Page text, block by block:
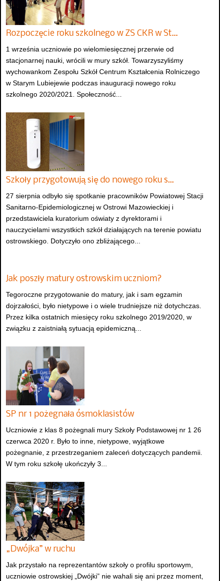
Rozpoczęcie roku szkolnego w ZS CKR w St…
1 września uczniowie po wielomiesięcznej przerwie od
stacjonarnej nauki, wrócili w mury szkół. Towarzyszyliśmy
wychowankom Zespołu Szkół Centrum Kształcenia Rolniczego
w Starym Lubiejewie podczas inauguracji nowego roku
szkolnego 2020/2021. Społeczność...
Szkoły przygotowują się do nowego roku s…
27 sierpnia odbyło się spotkanie pracowników Powiatowej Stacji
Sanitarno-Epidemiologicznej w Ostrowi Mazowieckiej i
przedstawiciela kuratorium oświaty z dyrektorami i
nauczycielami wszystkich szkół działających na terenie powiatu
ostrowskiego. Dotyczyło ono zbliżającego...
Jak poszły matury ostrowskim uczniom?
Tegoroczne przygotowanie do matury, jak i sam egzamin
dojrzałości, było nietypowe i o wiele trudniejsze niż dotychczas.
Przez kilka ostatnich miesięcy roku szkolnego 2019/2020, w
związku z zaistniałą sytuacją epidemiczną...
SP nr 1 pożegnała ósmoklasistów
Uczniowie z klas 8 pożegnali mury Szkoły Podstawowej nr 1 26
czerwca 2020 r. Było to inne, nietypowe, wyjątkowe
pożegnanie, z przestrzeganiem zaleceń dotyczących pandemii.
W tym roku szkołę ukończyły 3...
„Dwójka” w ruchu
Jak przystało na reprezentantów szkoły o profilu sportowym,
uczniowie ostrowskiej „Dwójki” nie wahali się ani przez moment,